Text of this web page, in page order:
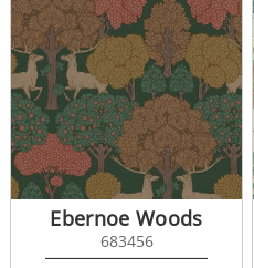
Renoir Symphony 682903
Ebernoe Woods
683456